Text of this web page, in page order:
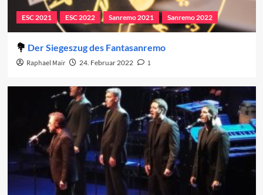
ESC 2021 ESC 2022 Sanremo 2021 Sanremo 2022
Der Siegeszug des Fantasanremo
Raphael Mair 24. Februar 2022 1